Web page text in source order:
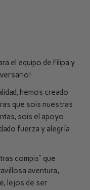
el equipo de Filipa y
hemos creado
que sois nuestras
sois el apoyo
fuerza y alegría
compis” que
aventura,
lejos de ser